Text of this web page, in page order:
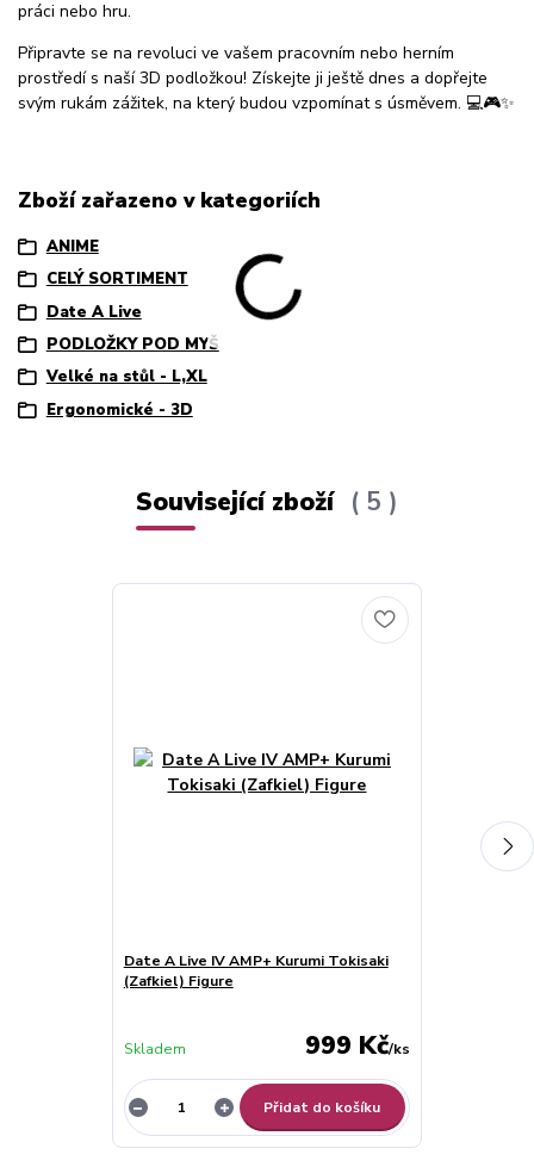
práci nebo hru.
Připravte se na revoluci ve vašem pracovním nebo herním
prostředí s naší 3D podložkou! Získejte ji ještě dnes a dopřejte
svým rukám zážitek, na který budou vzpomínat s úsměvem. 💻🎮✨
Zboží zařazeno v kategoriích
ANIME
CELÝ SORTIMENT
Date A Live
PODLOŽKY POD MYŠ
Velké na stůl - L,XL
Ergonomické - 3D
Související zboží 5
Date A Live IV AMP+ Kurumi Tokisaki
(Zafkiel) Figure
999 Kč/ks
Skladem
Přidat do košíku